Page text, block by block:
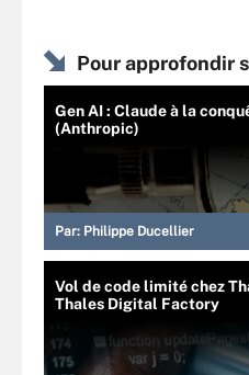
Pour approfondir
Gen AI : Claude à la
(Anthropic)
Par: Philippe Ducellier
Vol de code limité chez
Thales Digital Factory